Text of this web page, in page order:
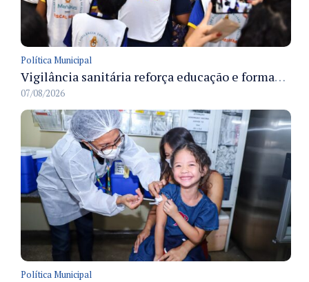
Política Municipal
Vigilância sanitária reforça educação e formação de médicos em Manaus na Semana da Vigilância 2026
07/08/2026
Política Municipal